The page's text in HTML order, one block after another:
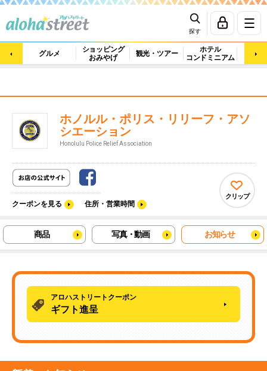
探す
グルメ
ショッピング
おみやげ
観光・ツアー
ホテル
コンドミニアム
マッ
ホノルル・ポリス・リリーフ・アソ
シエーション
Honolulu Police Relief Association
クーポンを見る 住所・営業時間
クリップ
商品 写真・動画 お知らせ
アロハストリートクーポン
ギフト進呈